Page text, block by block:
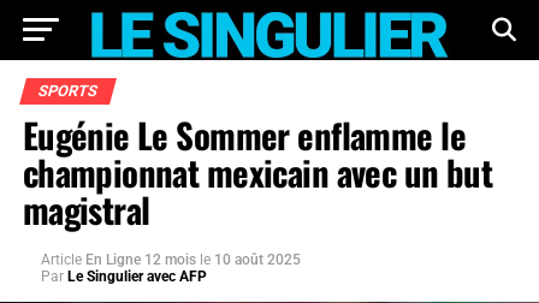
SPORTS
Eugénie Le Sommer enflamme le
championnat mexicain avec un but
magistral
Article En Ligne 12 mois le 10 août 2025
Par Le Singulier avec AFP